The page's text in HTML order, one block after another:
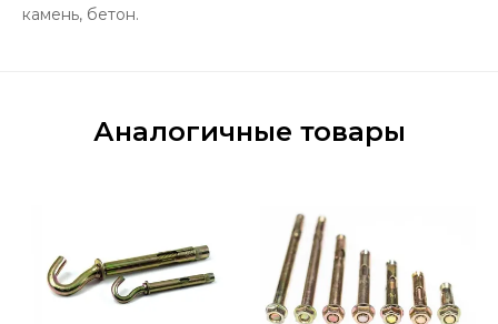
камень, бетон.
Аналогичные товары